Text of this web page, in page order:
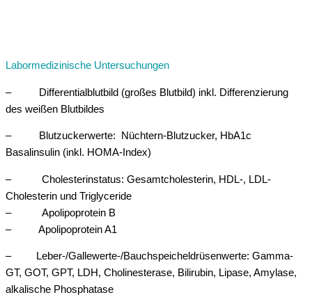
Labormedizinische Untersuchungen
– Differentialblutbild (großes Blutbild) inkl. Differenzierung
des weißen Blutbildes
– Blutzuckerwerte: Nüchtern-Blutzucker, HbA1c
Basalinsulin (inkl. HOMA-Index)
– Cholesterinstatus: Gesamtcholesterin, HDL-, LDL-
Cholesterin und Triglyceride
– Apolipoprotein B
– Apolipoprotein A1
– Leber-/Gallewerte-/Bauchspeicheldrüsenwerte: Gamma-
GT, GOT, GPT, LDH, Cholinesterase, Bilirubin, Lipase, Amylase,
alkalische Phosphatase